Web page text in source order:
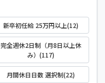
新卒初任給 25万円以上(12)
完全週休2日制（月8日以上休
み）(117)
月間休日日数 選択制(22)